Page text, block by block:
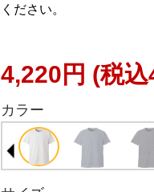
ください。
4,220円 (税
カラー